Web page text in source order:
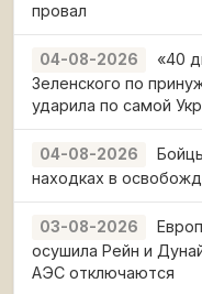
провал
04-08-2026
«40
Зеленского по
ударила по самой
04-08-2026
находках в
03-08-2026
осушила Рейн и
АЭС отключаются